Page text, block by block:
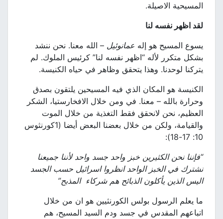
المسيحية الاصيلة.
لقد اظهر نفسه لنا
يسوع المسيح هو إلهعمانوئيل– الله معنا. نحن ننشد
بشكل متكرر لأله “اظهر نفسه لنا” كرئيس الملوك. لم
يتركنا لوحدنا. وهذا يتحقق وظاهر في حياه الكنيسة.
الكنيسة هو المكان الذي فيه المسيحين يلتقون بصدق
وحرارة بالله – معنا. في ومن خلال الافخارستيا، الشكر
العظيم، نحن لانحقق فقط التغذية من خلال الموت
والقيامة، ولكن من خلال بعضنا البعض أيضا (1كورنثوس
10: 17-18):
“فإننا نحن الكثيرين خبز واحد جسد واحد لأننا جميعنا
نشترك في الخبز الواحد انظروا اسرائيل حسب الجسد
اليس الذين يأكلون الذبائح هم شركاء المذبح”
ما يعلم الرسول بولس الكورنثيين هو ان من خلال
اتباعهم المقدس في جسد ودم السيد المسيح، هم